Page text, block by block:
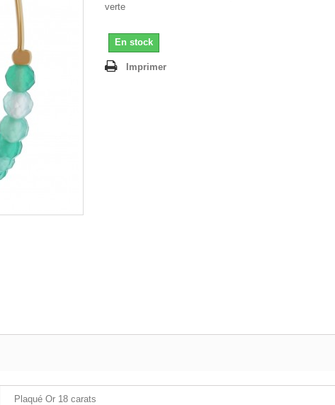
verte
En stock
Imprimer
Plaqué Or 18 carats